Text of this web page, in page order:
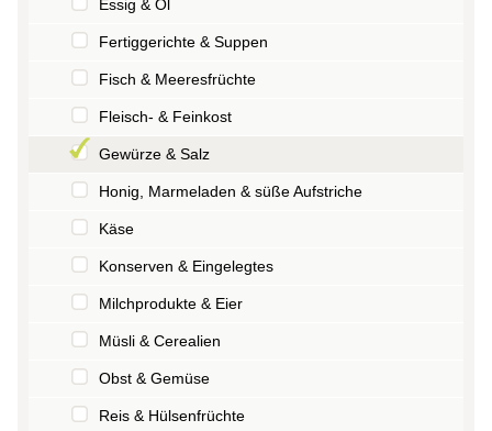
Essig & Öl
Fertiggerichte & Suppen
Fisch & Meeresfrüchte
Fleisch- & Feinkost
Gewürze & Salz
Honig, Marmeladen & süße Aufstriche
Käse
Konserven & Eingelegtes
Milchprodukte & Eier
Müsli & Cerealien
Obst & Gemüse
Reis & Hülsenfrüchte